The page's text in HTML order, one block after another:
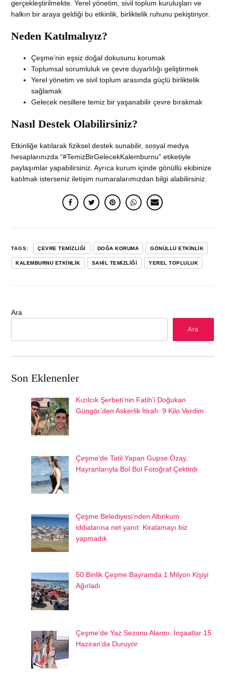
gerçekleştirilmekte. Yerel yönetim, sivil toplum kuruluşları ve
halkın bir araya geldiği bu etkinlik, birliktelik ruhunu pekiştiriyor.
Neden Katılmalıyız?
Çeşme’nin eşsiz doğal dokusunu korumak
Toplumsal sorumluluk ve çevre duyarlılığı geliştirmek
Yerel yönetim ve sivil toplum arasında güçlü birliktelik
sağlamak
Gelecek nesillere temiz bir yaşanabilir çevre bırakmak
Nasıl Destek Olabilirsiniz?
Etkinliğe katılarak fiziksel destek sunabilir, sosyal medya
hesaplarınızda “#TemizBirGelecekKalemburnu” etiketiyle
paylaşımlar yapabilirsiniz. Ayrıca kurum içinde gönüllü ekibinize
katılmak isterseniz iletişim numaralarımızdan bilgi alabilirsiniz.
TAGS: ÇEVRE TEMIZLIĞI DOĞA KORUMA GÖNÜLLÜ ETKINLIK
KALEMBURNU ETKINLIK SAHIL TEMIZLIĞI YEREL TOPLULUK
Ara
Ara
Son Eklenenler
Kızılcık Şerbeti’nin Fatih’i Doğukan
Güngör’den Askerlik İtirafı: 9 Kilo Verdim
Çeşme’de Tatil Yapan Gupse Özay,
Hayranlarıyla Bol Bol Fotoğraf Çektirdi
Çeşme Belediyesi’nden Altınkum
iddialarına net yanıt: Kiralamayı biz
yapmadık
50 Binlik Çeşme Bayramda 1 Milyon Kişiyi
Ağırladı
Çeşme’de Yaz Sezonu Alarmı: İnşaatlar 15
Haziran’da Duruyor